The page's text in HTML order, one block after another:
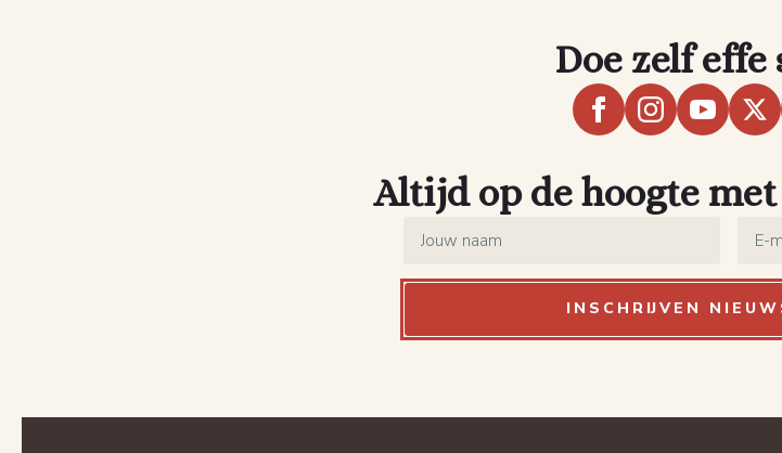
Doe zelf effe
Altijd op de hoogte
INSCHRIJVEN